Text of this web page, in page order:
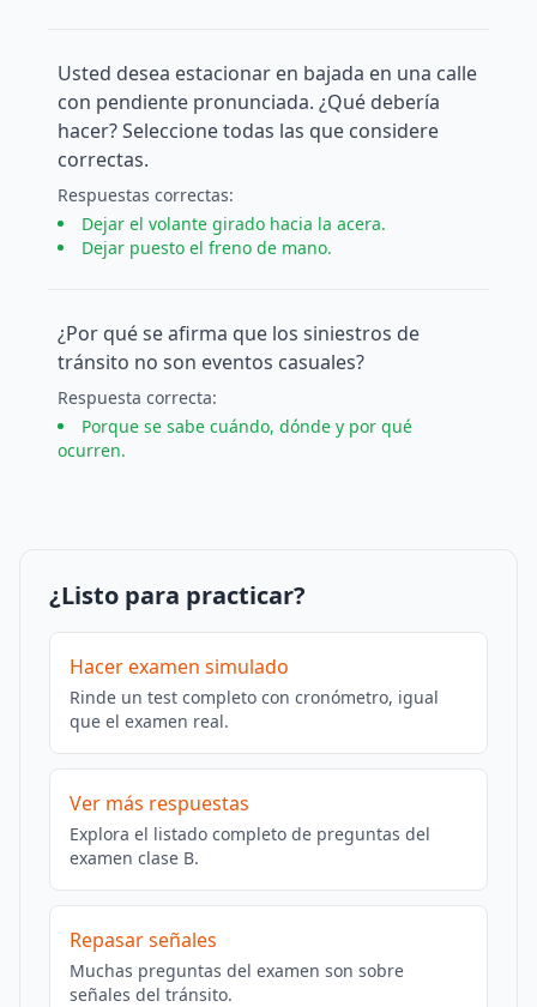
Usted desea estacionar en bajada en una calle
con pendiente pronunciada. ¿Qué debería
hacer? Seleccione todas las que considere
correctas.
Respuestas correctas:
Dejar el volante girado hacia la acera.
Dejar puesto el freno de mano.
¿Por qué se afirma que los siniestros de
tránsito no son eventos casuales?
Respuesta correcta:
Porque se sabe cuándo, dónde y por qué
ocurren.
¿Listo para practicar?
Hacer examen simulado
Rinde un test completo con cronómetro, igual
que el examen real.
Ver más respuestas
Explora el listado completo de preguntas del
examen clase B.
Repasar señales
Muchas preguntas del examen son sobre
señales del tránsito.